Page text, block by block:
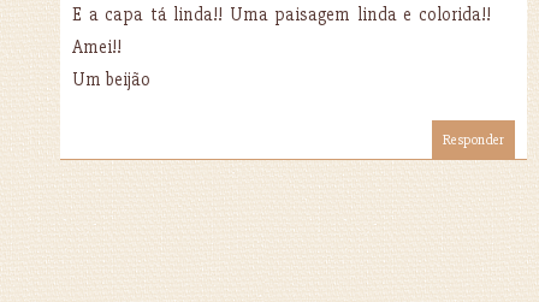
E a capa tá linda!! Uma paisagem linda e colorida!!
Amei!!
Um beijão
Responder